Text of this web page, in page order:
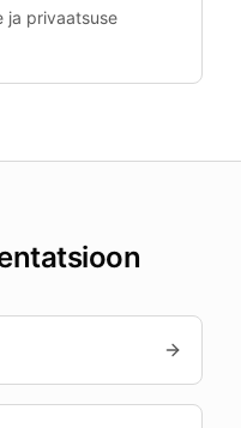
ja privaatsuse